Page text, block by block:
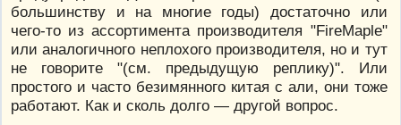
большинству и на многие годы) достаточно или
чего-то из ассортимента производителя "FireMaple"
или аналогичного неплохого производителя, но и тут
не говорите "(см. предыдущую реплику)". Или
простого и часто безимянного китая с али, они тоже
работают. Как и сколь долго — другой вопрос.